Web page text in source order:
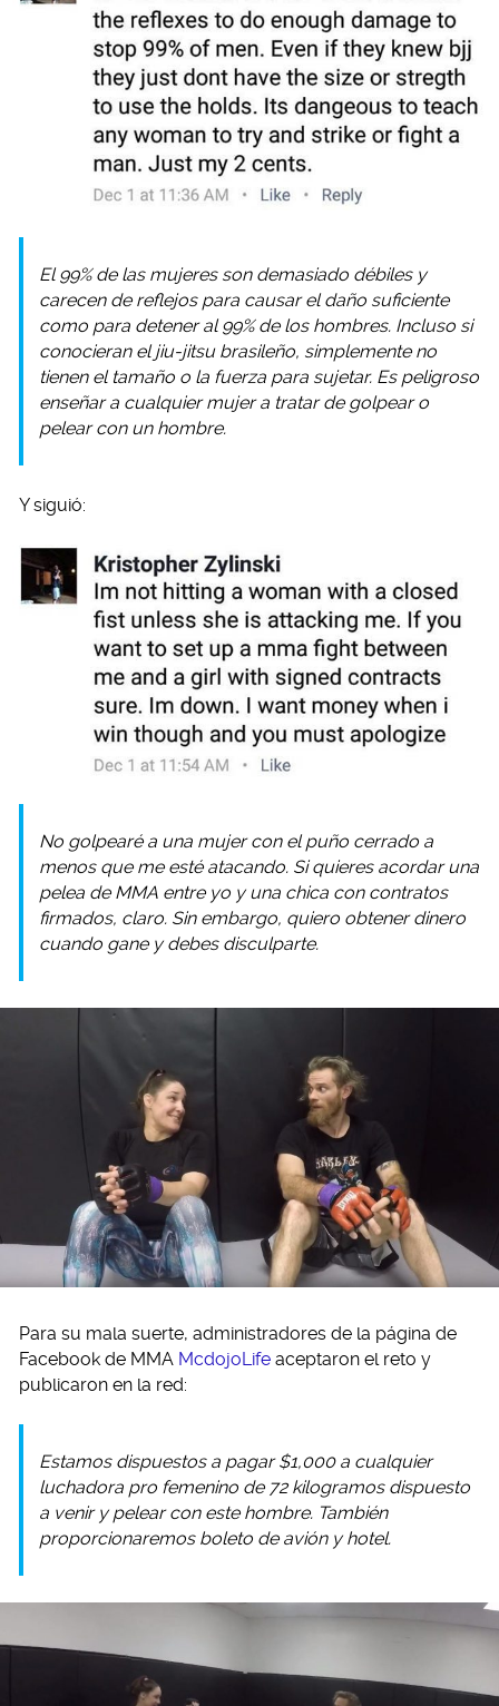
El 99% de las mujeres son demasiado débiles y
carecen de reflejos para causar el daño suficiente
como para detener al 99% de los hombres. Incluso si
conocieran el jiu-jitsu brasileño, simplemente no
tienen el tamaño o la fuerza para sujetar. Es peligroso
enseñar a cualquier mujer a tratar de golpear o
pelear con un hombre.
Y siguió:
No golpearé a una mujer con el puño cerrado a
menos que me esté atacando. Si quieres acordar una
pelea de MMA entre yo y una chica con contratos
firmados, claro. Sin embargo, quiero obtener dinero
cuando gane y debes disculparte.
Para su mala suerte, administradores de la página de
Facebook de MMA McdojoLife aceptaron el reto y
publicaron en la red:
Estamos dispuestos a pagar $1,000 a cualquier
luchadora pro femenino de 72 kilogramos dispuesto
a venir y pelear con este hombre. También
proporcionaremos boleto de avión y hotel.